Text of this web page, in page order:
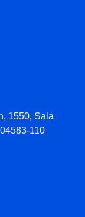
1550, Sala
110